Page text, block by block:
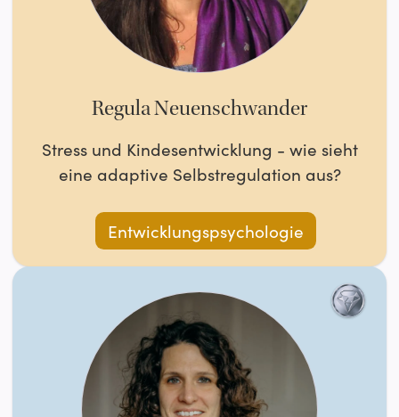
Regula Neuenschwander
Stress und Kindesentwicklung - wie sieht
eine adaptive Selbstregulation aus?
Entwicklungspsychologie